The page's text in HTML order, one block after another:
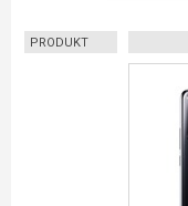
PRODUKT